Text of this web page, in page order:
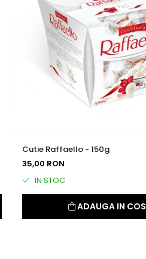
Cutie Raffaello - 150g
35,00 RON
IN STOC
ADAUGA IN COS